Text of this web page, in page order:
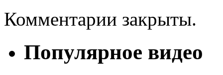
Комментарии закрыты.
Популярное видео